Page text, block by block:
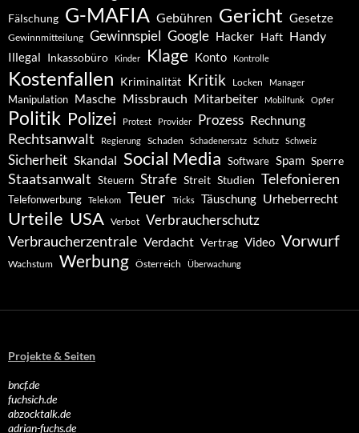
Fälschung G-MAFIA Gebühren Gericht Gesetze
Gewinnmitteilung Gewinnspiel Google Hacker Haft Handy
Illegal Inkassobüro Kinder Klage Konto Kontrolle
Kostenfallen Kriminalität Kritik Locken Manager
Manipulation Masche Missbrauch Mitarbeiter Mobilfunk Opfer
Politik Polizei Protest Provider Prozess Rechnung
Rechtsanwalt Regierung Schaden Schadenersatz Schutz Schweiz
Sicherheit Skandal Social Media Software Spam Sperre
Staatsanwalt Steuern Strafe Streit Studien Telefonieren
Telefonwerbung Telekom Teuer Tricks Täuschung Urheberrecht
Urteile USA Verbot Verbraucherschutz
Verbraucherzentrale Verdacht Vertrag Video Vorwurf
Wachstum Werbung Österreich Überwachung
Projekte & Seiten
bncf.de
fuchsich.de
abzocktalk.de
adrian-fuchs.de